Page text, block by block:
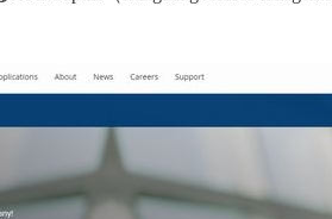
JASA発IoT通信
IHSアナリスト「未来展望」
ための新行動論